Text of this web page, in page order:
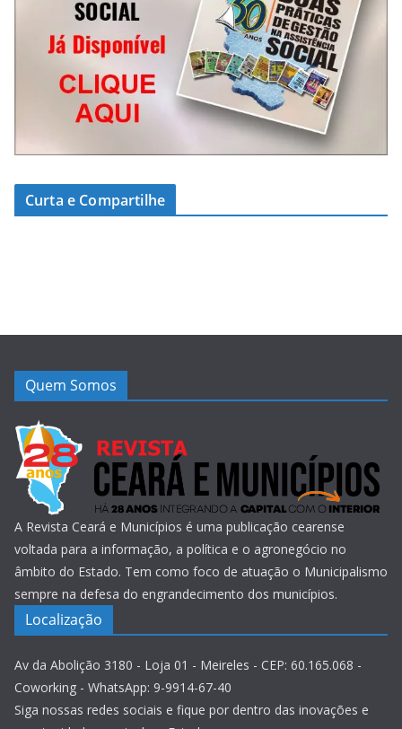
Curta e Compartilhe
Quem Somos
A Revista Ceará e Municípios é uma publicação cearense
voltada para a informação, a política e o agronegócio no
âmbito do Estado. Tem como foco de atuação o Municipalismo
sempre na defesa do engrandecimento dos municípios.
Localização
Av da Abolição 3180 - Loja 01 - Meireles - CEP: 60.165.068 -
Coworking - WhatsApp: 9-9914-67-40
Siga nossas redes sociais e fique por dentro das inovações e